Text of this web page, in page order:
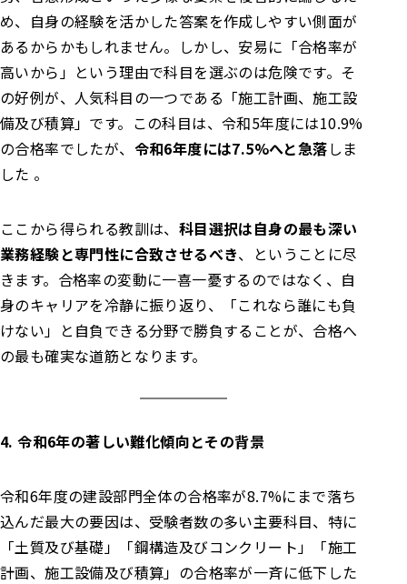
め、自身の経験を活かした答案を作成しやすい側面が
あるからかもしれません。しかし、安易に「合格率が
高いから」という理由で科目を選ぶのは危険です。そ
の好例が、人気科目の一つである「施工計画、施工設
備及び積算」です。この科目は、令和5年度には10.9%
の合格率でしたが、 令和6年度には7.5%へと急落しま
した 。
ここから得られる教訓は、 科目選択は自身の最も深い
業務経験と専門性に合致させるべき、ということに尽
きます。合格率の変動に一喜一憂するのではなく、自
身のキャリアを冷静に振り返り、「これなら誰にも負
けない」と自負できる分野で勝負することが、合格へ
の最も確実な道筋となります。
4. 令和6年の著しい難化傾向とその背景
令和6年度の建設部門全体の合格率が8.7%にまで落ち
込んだ最大の要因は、受験者数の多い主要科目、特に
「土質及び基礎」「鋼構造及びコンクリート」「施工
計画、施工設備及び積算」の合格率が一斉に低下した